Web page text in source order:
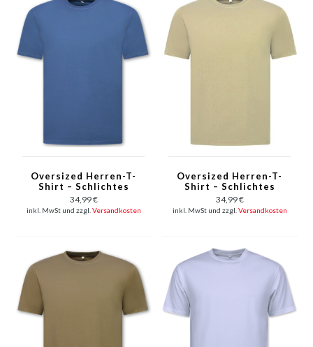
Oversized Herren-T-
Shirt – Schlichtes
weißes Herren-T-Shirt
– MD6530 –
Dunkelblau
34,99 €
inkl. MwSt und zzgl. Versandkosten
Oversized Herren-T-
Shirt – Schlichtes
weißes Herren-T-Shirt
– MD6530 – Hellbraun
34,99 €
inkl. MwSt und zzgl. Versandkosten